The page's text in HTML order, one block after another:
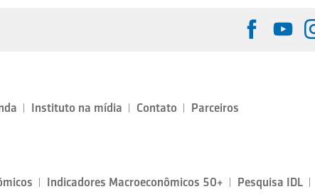
Instituto na mídia Contato Parceiros
Indicadores Macroeconômicos 50+ Pesquisa IDL